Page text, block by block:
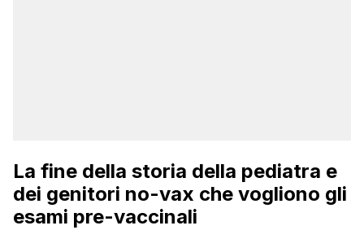
La fine della storia della pediatra e
dei genitori no-vax che vogliono gli
esami pre-vaccinali